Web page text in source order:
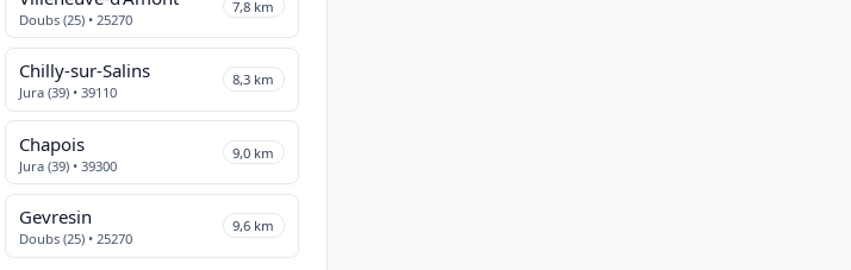
Doubs (25) • 25270
7,8 km
Chilly-sur-Salins
Jura (39) • 39110
8,3 km
Chapois
Jura (39) • 39300
9,0 km
Gevresin
Doubs (25) • 25270
9,6 km